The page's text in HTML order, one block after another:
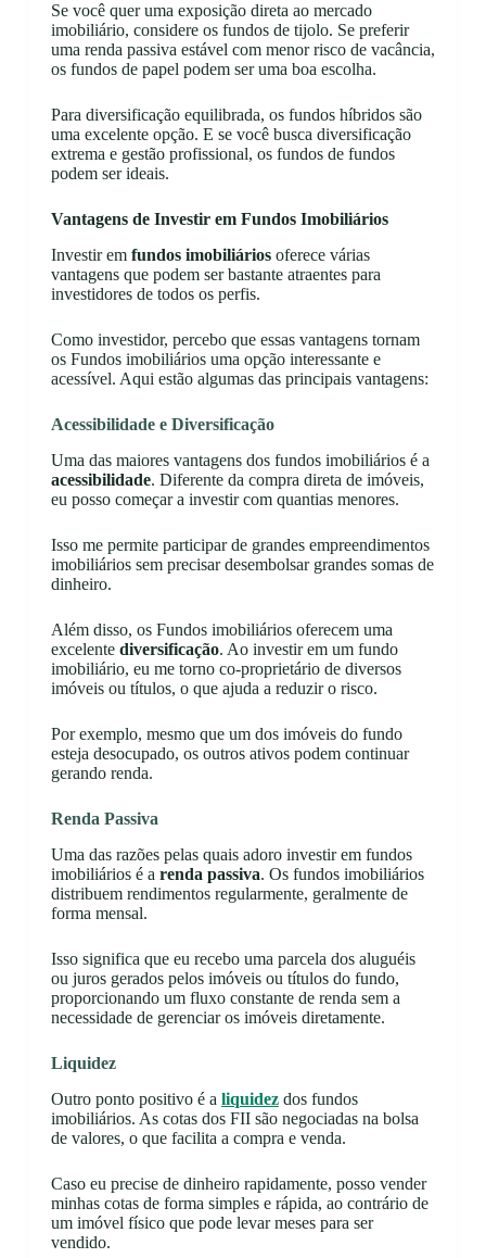
Se você quer uma exposição direta ao mercado
imobiliário, considere os fundos de tijolo. Se preferir
uma renda passiva estável com menor risco de vacância,
os fundos de papel podem ser uma boa escolha.
Para diversificação equilibrada, os fundos híbridos são
uma excelente opção. E se você busca diversificação
extrema e gestão profissional, os fundos de fundos
podem ser ideais.
Vantagens de Investir em Fundos Imobiliários
Investir em fundos imobiliáriosoferece várias
vantagens que podem ser bastante atraentes para
investidores de todos os perfis.
Como investidor, percebo que essas vantagens tornam
os Fundos imobiliários uma opção interessante e
acessível. Aqui estão algumas das principais vantagens:
Acessibilidade e Diversificação
Uma das maiores vantagens dos fundos imobiliários é a
acessibilidade. Diferente da compra direta de imóveis,
eu posso começar a investir com quantias menores.
Isso me permite participar de grandes empreendimentos
imobiliários sem precisar desembolsar grandes somas de
dinheiro.
Além disso, os Fundos imobiliários oferecem uma
excelente diversificação. Ao investir em um fundo
imobiliário, eu me torno co-proprietário de diversos
imóveis ou títulos, o que ajuda a reduzir o risco.
Por exemplo, mesmo que um dos imóveis do fundo
esteja desocupado, os outros ativos podem continuar
gerando renda.
Renda Passiva
Uma das razões pelas quais adoro investir em fundos
imobiliários é a renda passiva. Os fundos imobiliários
distribuem rendimentos regularmente, geralmente de
forma mensal.
Isso significa que eu recebo uma parcela dos aluguéis
ou juros gerados pelos imóveis ou títulos do fundo,
proporcionando um fluxo constante de renda sem a
necessidade de gerenciar os imóveis diretamente.
Liquidez
Outro ponto positivo é a liquidezdos fundos
imobiliários. As cotas dos FII são negociadas na bolsa
de valores, o que facilita a compra e venda.
Caso eu precise de dinheiro rapidamente, posso vender
minhas cotas de forma simples e rápida, ao contrário de
um imóvel físico que pode levar meses para ser
vendido.